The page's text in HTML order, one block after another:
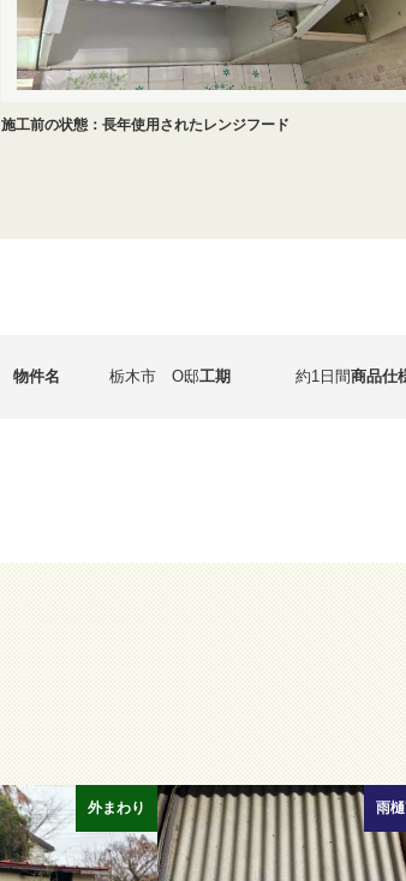
施工前の状態：長年使用されたレンジフード
物件名 栃木市 O邸工期 約1日間商品仕
外まわり 雨